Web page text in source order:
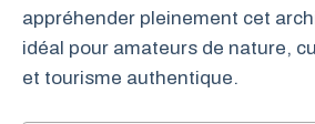
appréhender pleinement cet
idéal pour amateurs de nature,
et tourisme authentique.